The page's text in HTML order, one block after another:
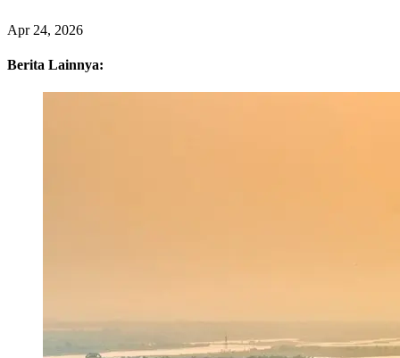
Apr 24, 2026
Berita Lainnya: